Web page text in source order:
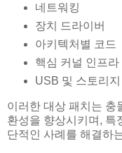
네트워킹
장치 드라이버
아키텍처별 코드
핵심 커널 인프라
USB 및 스토리
이러한 대상 패치는 충
환성을 향상시키며, 특
단적인 사례를 해결하